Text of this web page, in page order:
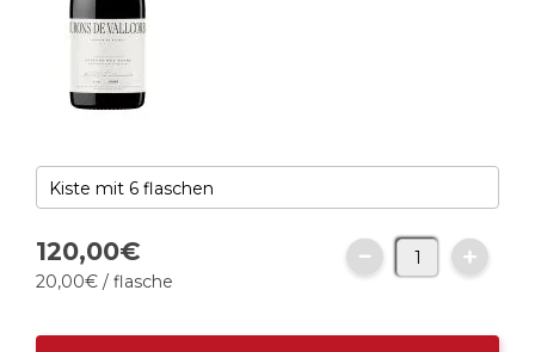
120,00€
20,00€ / flasche